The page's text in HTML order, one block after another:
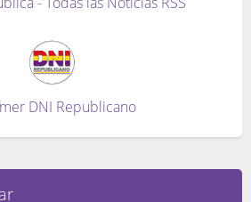
DNI Republicano